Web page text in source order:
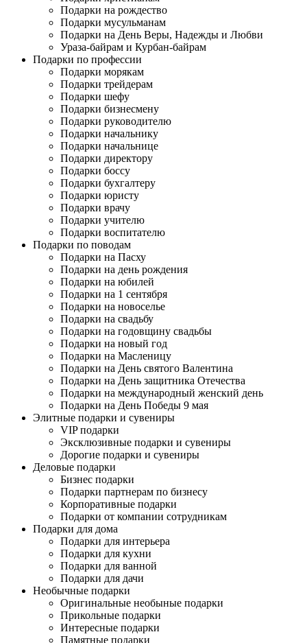
Подарки на рождество
Подарки мусульманам
Подарки на День Веры, Надежды и Любви
Ураза-байрам и Курбан-байрам
Подарки по профессии
Подарки морякам
Подарки трейдерам
Подарки шефу
Подарки бизнесмену
Подарки руководителю
Подарки начальнику
Подарки начальнице
Подарки директору
Подарки боссу
Подарки бухгалтеру
Подарки юристу
Подарки врачу
Подарки учителю
Подарки воспитателю
Подарки по поводам
Подарки на Пасху
Подарки на день рождения
Подарки на юбилей
Подарки на 1 сентября
Подарки на новоселье
Подарки на свадьбу
Подарки на годовщину свадьбы
Подарки на новый год
Подарки на Масленицу
Подарки на День святого Валентина
Подарки на День защитника Отечества
Подарки на международный женский день
Подарки на День Победы 9 мая
Элитные подарки и сувениры
VIP подарки
Эксклюзивные подарки и сувениры
Дорогие подарки и сувениры
Деловые подарки
Бизнес подарки
Подарки партнерам по бизнесу
Корпоративные подарки
Подарки от компании сотрудникам
Подарки для дома
Подарки для интерьера
Подарки для кухни
Подарки для ванной
Подарки для дачи
Необычные подарки
Оригинальные необыные подарки
Прикольные подарки
Интересные подарки
Памятные подарки